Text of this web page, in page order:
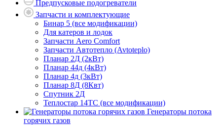
Предпусковые подогреватели
Запчасти и комплектующие
Бинар 5 (все модификации)
Для катеров и лодок
Запчасти Aero Comfort
Запчасти Автотепло (Avtoteplo)
Планар 2Д (2кВт)
Планар 44д (4кВт)
Планар 4д (3кВт)
Планар 8Д (8Квт)
Спутник 2Д
Теплостар 14ТС (все модификации)
Генераторы потока
горячих газов